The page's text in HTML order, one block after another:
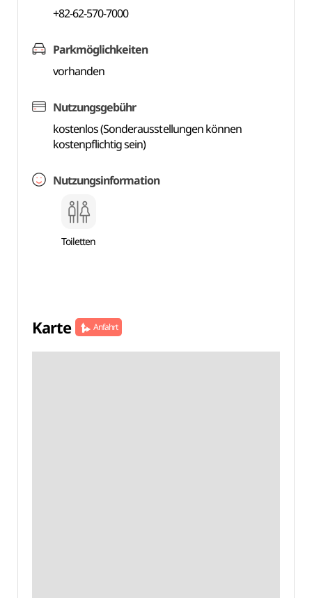
+82-62-570-7000
Parkmöglichkeiten
vorhanden
Nutzungsgebühr
kostenlos (Sonderausstellungen können
kostenpflichtig sein)
Nutzungsinformation
Toiletten
Karte Anfahrt